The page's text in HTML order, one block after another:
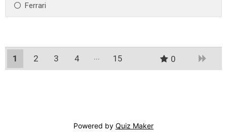
Ferrari
1 2 3
4
15 0
Powered by Quiz Maker